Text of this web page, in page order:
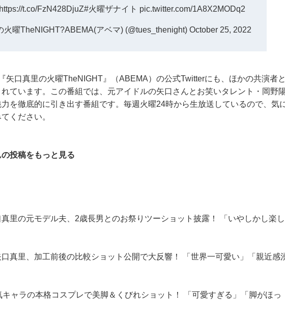
https://t.co/FzN428DjuZ#火曜ザナイト pic.twitter.com/1A8X2MODq2
曜TheNIGHT?ABEMA(アベマ) (@tues_thenight) October 25, 2022
矢口真里の火曜TheNIGHT』（ABEMA）の公式Twitterにも、ほかの共演者と
ています。この番組では、元アイドルの矢口さんとお笑いタレント・岡野
を徹底的に引き出す番組です。毎週火曜24時から生放送しているので、気
ください。
投稿をもっと見る
真里の元モデル夫、2歳長男とのお祭りツーショット披露！ 「いやしかし楽し
口真里、加工前後の比較ショット公開で大反響！ 「世界一可愛い」「親近感
ャラの本格コスプレで美脚＆くびれショット！ 「可愛すぎる」「脚がほっ